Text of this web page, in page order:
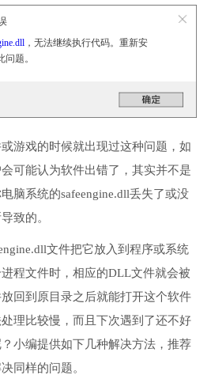
，无法继续执行代码。重新安
题。
游戏的时候就出现过这种问题，如
可能认为软件出错了，其实并不是
脑系统的safeengine.dll丢失了或没
致的。
文件把它放入到程序或系统
程文件时，相应的DLL文件就会被
回到原目录之后就能打开这个软件
理比较慢，而且下次遇到了还不好
小编提供如下几种解决方法，推荐
同样的问题。